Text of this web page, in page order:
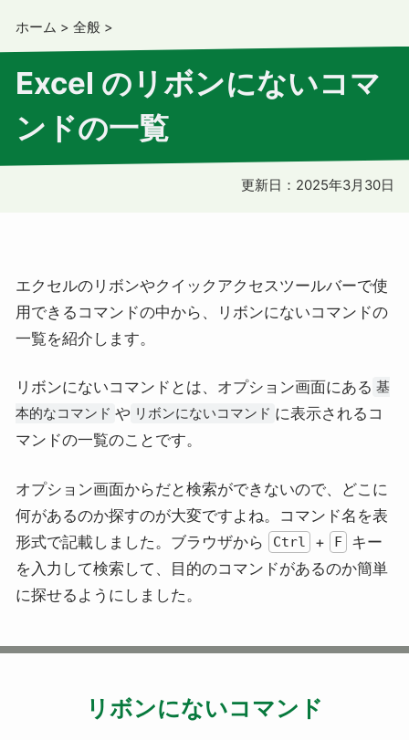
ホーム > 全般 >
Excel のリボンにないコマ
ンドの一覧
更新日： 2025年3月30日
エクセルのリボンやクイックアクセスツールバーで使
用できるコマンドの中から、リボンにないコマンドの
一覧を紹介します。
リボンにないコマンドとは、オプション画面にある 基
本的なコマンド や リボンにないコマンド に表示されるコ
マンドの一覧のことです。
オプション画面からだと検索ができないので、どこに
何があるのか探すのが大変ですよね。コマンド名を表
形式で記載しました。ブラウザから
Ctrl + F
キー
を入力して検索して、目的のコマンドがあるのか簡単
に探せるようにしました。
リボンにないコマンド